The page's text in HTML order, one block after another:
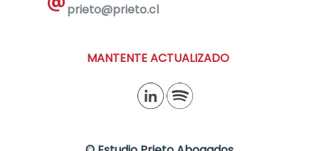
prieto@prieto.cl
MANTENTE ACTUALIZADO